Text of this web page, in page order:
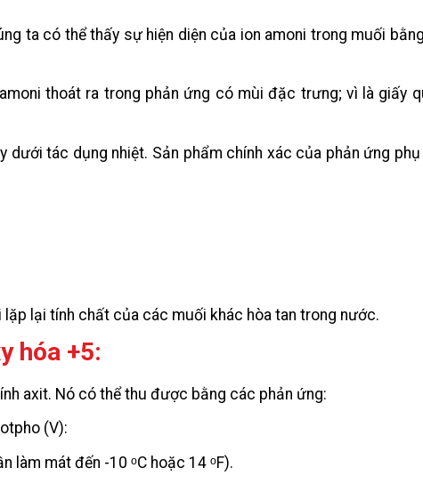
ta có thể thấy sự hiện diện của ion amoni trong muối
(amoni thoát ra trong phản ứng có mùi đặc trưng; vì là giấy
dưới tác dụng nhiệt. Sản phẩm chính xác của phản ứng
lại tính chất của các muối khác hòa tan trong nước.
hóa +5:
axit. Nó có thể thu được bằng các phản ứng:
(V):
làm mát đến -10 ᵒC hoặc 14 ᵒF).